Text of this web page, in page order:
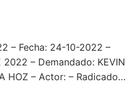
– Fecha: 24-10-2022 –
– Demandado: KEVIN
HOZ – Actor: – Radicado…